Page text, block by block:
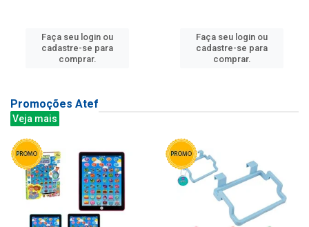
Faça seu login ou
cadastre-se para
comprar.
Faça seu login ou
cadastre-se para
comprar.
Promoções Atef
Veja mais